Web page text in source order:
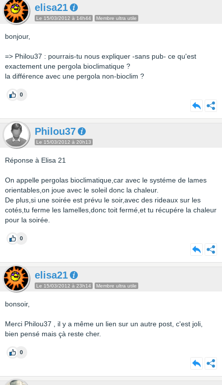
elisa21
Le 15/03/2012 à 14h44 Membre ultra utile
bonjour,
=> Philou37 : pourrais-tu nous expliquer -sans pub- ce qu'est
exactement une pergola bioclimatique ?
la différence avec une pergola non-bioclim ?
0
Philou37
Le 15/03/2012 à 20h13
Réponse à Elisa 21
On appelle pergolas bioclimatique,car avec le systéme de lames
orientables,on joue avec le soleil donc la chaleur.
De plus,si une soirée est prévu le soir,avec des rideaux sur les
cotés,tu ferme les lamelles,donc toit fermé,et tu récupére la chaleur
pour la soirée.
0
elisa21
Le 15/03/2012 à 23h14 Membre ultra utile
bonsoir,
Merci Philou37 , il y a même un lien sur un autre post, c'est joli,
bien pensé mais çà reste cher.
0